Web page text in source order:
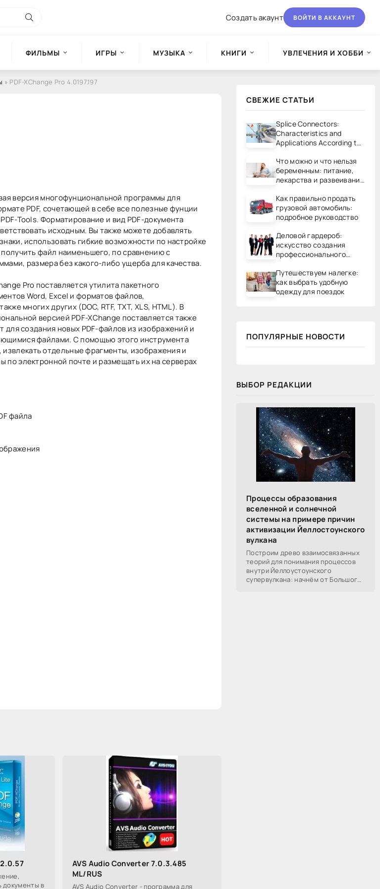
Создать акаунт ВОЙТИ В АККАУНТ
ФИЛЬМЫ ИГРЫ МУЗЫКА КНИГИ УВЛЕЧЕНИЯ И ХОББИ
» PDF-XChange Pro 4.0197.197
версия многофунциональной программы для
PDF, сочетающей в себе все полезные фунции
Tools. Форматирование и вид PDF-документа
исходным. Вы также можете добавлять
использовать гибкие возможности по настройке
файл наименьшего, по сравнению с
размера без какого-либо ущерба для качества.
Pro поставляется утилита пакетного
Word, Excel и форматов файлов,
многих других (DOC, RTF, TXT, XLS, HTML). В
версией PDF-XChange поставляется также
для создания новых PDF-файлов из изображений и
файлами. С помощью этого инструмента
отдельные фрагменты, изображения и
по электронной почте и размещать их на серверах
файла
документы в
AVS Audio Converter 7.0.3.485
ML/RUS
AVS Audio Converter - программа для
СВЕЖИЕ СТАТЬИ
Splice Connectors:
Characteristics and
Applications According to
Что можно и что нельзя
беременным: питание,
лекарства и развеивание
Как правильно продать
грузовой автомобиль:
подробное руководство
Деловой гардероб:
искусство создания
профессионального
Путешествуем налегке:
как выбрать удобную
одежду для поездок
ПОПУЛЯРНЫЕ НОВОСТИ
ВЫБОР РЕДАКЦИИ
Процессы образования
вселенной и солнечной
системы на примере причин
активизации Йеллостоунского
вулкана
Построим древо взаимосвязанных
теорий для понимания процессов
внутри Йеллоустоунского
супервулкана: начнём от Большого